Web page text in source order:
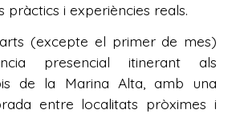
pràctics i experiències reals.
(excepte el primer de mes)
presencial itinerant als
de la Marina Alta, amb una
entre localitats pròximes i